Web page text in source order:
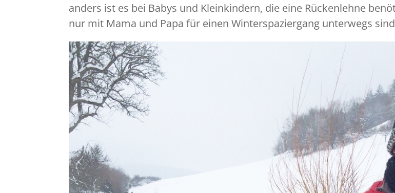
anders ist es bei Babys und Kleinkindern, die eine Rückenlehne
nur mit Mama und Papa für einen Winterspaziergang unterwegs